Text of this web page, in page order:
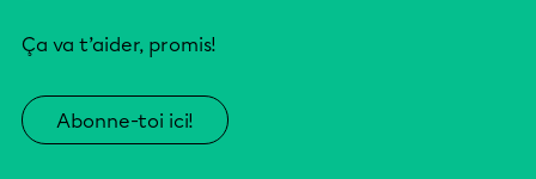
Ça va t’aider, promis!
Abonne-toi ici!